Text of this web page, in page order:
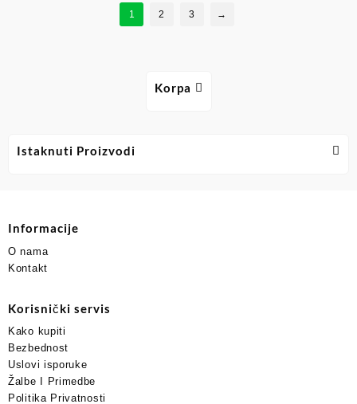
Korpa
1 2 3 →
Istaknuti Proizvodi
Informacije
O nama
Kontakt
Korisnički servis
Kako kupiti
Bezbednost
Uslovi isporuke
Žalbe I Primedbe
Politika Privatnosti